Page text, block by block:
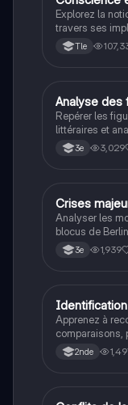
Explorez la
travers ses
connaissance.
débats
étudiants en
Tle
AFrançais
Analyse des
Repérer les
littéraires et
3e 3,029
CHistoire
Crises
Analyser les
blocus de
3e 1,939
IFrançais
Apprenez à
comparaisons,
des phrases
2nde